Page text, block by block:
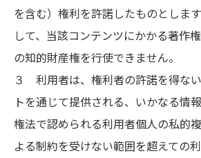
を含む）権利を許諾したものとしま
して、当該コンテンツにかかる著作
の知的財産権を行使できません。
３ 利用者は、権利者の許諾を得な
トを通じて提供される、いかなる情
権法で認められる利用者個人の私的
よる制約を受けない範囲を超えての